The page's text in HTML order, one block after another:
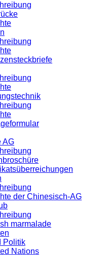
AG
der Chinesisch-AG
marmalade
Politik
Nations